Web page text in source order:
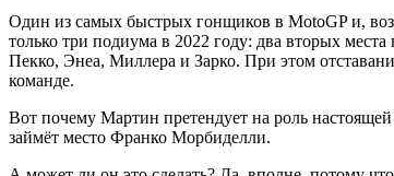
Один из самых быстрых гонщиков в MotoGP и,
только три подиума в 2022 году: два вторых
Пекко, Энеа, Миллера и Зарко. При этом
команде.
Вот почему Мартин претендует на роль
займёт место Франко Морбиделли.